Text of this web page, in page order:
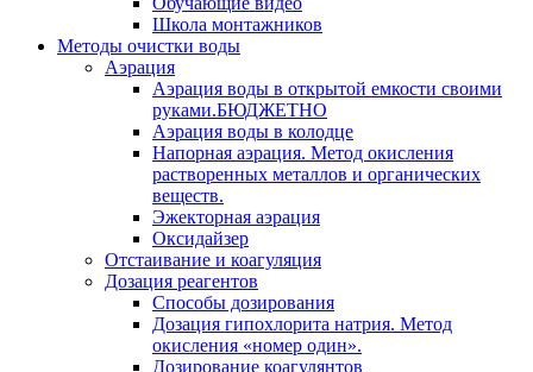
Школа монтажников
Методы очистки воды
Аэрация
Аэрация воды в открытой емкости своими
руками.БЮДЖЕТНО
Аэрация воды в колодце
Напорная аэрация. Метод окисления
растворенных металлов и органических
веществ.
Эжекторная аэрация
Оксидайзер
Отстаивание и коагуляция
Дозация реагентов
Способы дозирования
Дозация гипохлорита натрия. Метод
окисления «номер один».
Дозирование коагулянтов